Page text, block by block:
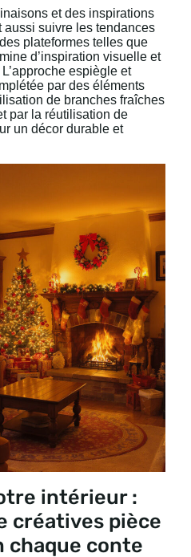
et des inspirations
suivre les tendances
plateformes telles que
d’inspiration visuelle et
espiègle et
par des éléments
de branches fraîches
par la réutilisation de
un décor durable et
intérieur :
créatives pièce
chaque conte